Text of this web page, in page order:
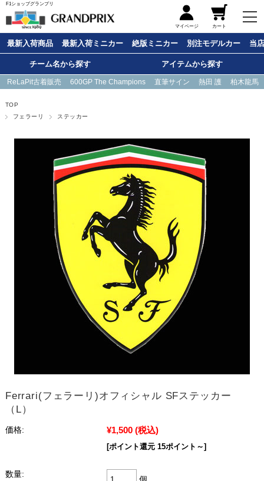
F1ショップグランプリ
マイページ カート
最新入荷商品 最新入荷ミニカー 絶版ミニカー 別注モデルカー 当
チーム名から探す アイテムから探す
ReLaPit古着販売 600GP The Champions 直筆サイン 熱田 護 柏木龍馬
TOP
フェラーリ
ステッカー
Ferrari(フェラーリ)オフィシャル SFステッカー
（L）
価格: ¥1,500 (税込)
[ポイント還元 15ポイント～]
数量:
個